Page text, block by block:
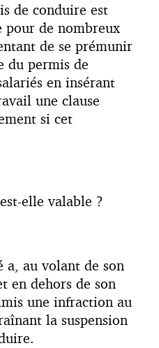
de conduire est
pour de nombreux
de se prémunir
du permis de
en insérant
une clause
si cet
elle valable ?
a, au volant de son
en dehors de son
une infraction au
la suspension